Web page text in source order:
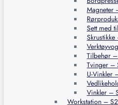
Magneter
Sett med
Tilbehør
Tvinger –
U-Vinkler
Vinkler –
Workstation –